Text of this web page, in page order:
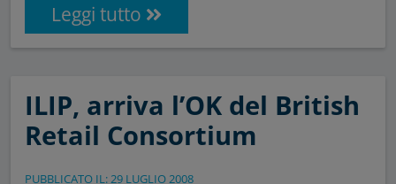
Leggi tutto
ILIP, arriva l’OK del British
Retail Consortium
PUBBLICATO IL: 29 LUGLIO 2008